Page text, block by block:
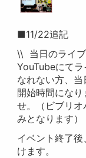
■11/22追記
\\ 当日のライ
YouTubeにて
なれない方、
開始時間にな
せ。（ビブリ
みとなります）
イベント終了
けます。